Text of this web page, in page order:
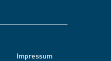
Impressum